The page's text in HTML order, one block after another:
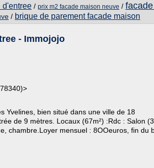
d'entree / prix m2 facade maison neuve /
/ brique de parement facade maison
- Immojojo
Yvelines, bien situé dans une ville de 18
de 9 mètres. Locaux (67m²) :Rdc : Salon
chambre.Loyer mensuel : 8OOeuros, fin du